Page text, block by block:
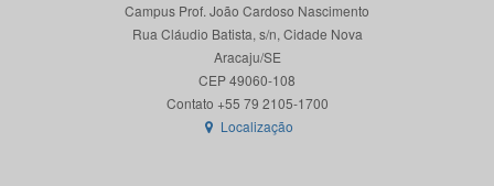
Campus Prof. João Cardoso Nascimento
Rua Cláudio Batista, s/n, Cidade Nova
Aracaju/SE
CEP 49060-108
Localização